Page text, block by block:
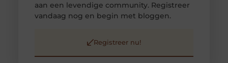
aan een levendige community. Registreer
vandaag nog en begin met bloggen.
Registreer nu!